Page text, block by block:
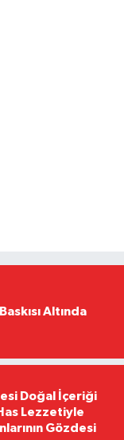
Altında
Doğal İçeriği
Lezzetiyle
Gözdesi